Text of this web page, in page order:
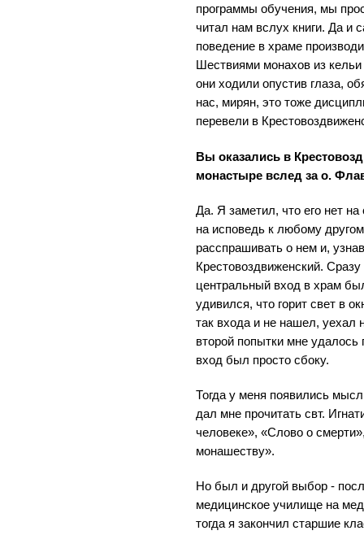
программы обучения, мы
читал нам вслух книги. Да и
поведение в храме
Шествиями монахов из
они ходили опустив глаза,
нас, мирян, это тоже
перевели в
Вы оказались в
монастыре вслед за о.
Да. Я заметил, что его нет
на исповедь к любому
расспрашивать о нем и,
Крестовоздвиженский.
центральный вход в храм
удивился, что горит свет в
так входа и не нашел, уехал
второй попытки мне
вход был просто сбоку.
Тогда у меня появились
дал мне прочитать свт.
человеке», «Слово о
монашеству».
Но был и другой выбор -
медицинское училище на
тогда я закончил старшие